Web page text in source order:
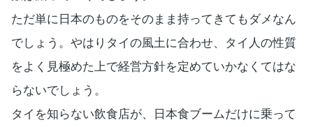
ただ単に日本のものをそのまま持ってきてもダメなん
でしょう。やはりタイの風土に合わせ、タイ人の性質
をよく見極めた上で経営方針を定めていかなくてはな
らないでしょう。
タイを知らない飲食店が、日本食ブームだけに乗って